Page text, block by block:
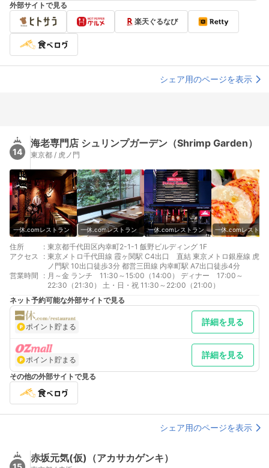
東京メトロ半蔵門線 永田町駅から584m
東京メトロ南北線 永田町駅から584m
東京メトロ丸ノ内線 国会議事堂前駅から713m
東京メトロ千代田線 国会議事堂前駅から713m
東京メトロ南北線 六本木一丁目駅から956m
東京メトロ有楽町線 麹町駅から1104m
東京メトロ銀座線 青山一丁目駅から1198m
東京メトロ銀座線 虎ノ門駅から1208m
外部サイトで見る
楽天ぐるなび
シェア用のページを表示
14
海老専門店 シュリンプガーデン（Shrimp Garden）
東京都 / 虎ノ門
一休.comレストラン 一休.comレストラン 一休.comレストラン 一休.comレストラ
住所 : 東京都千代田区内幸町2-1-1 飯野ビルディング 1F
アクセス
: 東京メトロ千代田線 霞ヶ関駅 C4出口 直結 東京メトロ銀座線 虎
ノ門駅 10出口徒歩3分 都営三田線 内幸町駅 A7出口徒歩4分
営業時間
: 月～金 ランチ 11:30～15:00（14:00） ディナー 17:00～
22:30（21:30） 土・日・祝 11:30～22:00（21:00）
ネット予約可能な外部サイトで見る
ポイント貯まる 詳細を見る
ポイント貯まる 詳細を見る
その他の外部サイトで見る
シェア用のページを表示
赤坂元気(仮)（アカサカゲンキ）